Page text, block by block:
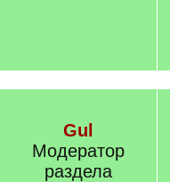
Gul
Модератор
раздела